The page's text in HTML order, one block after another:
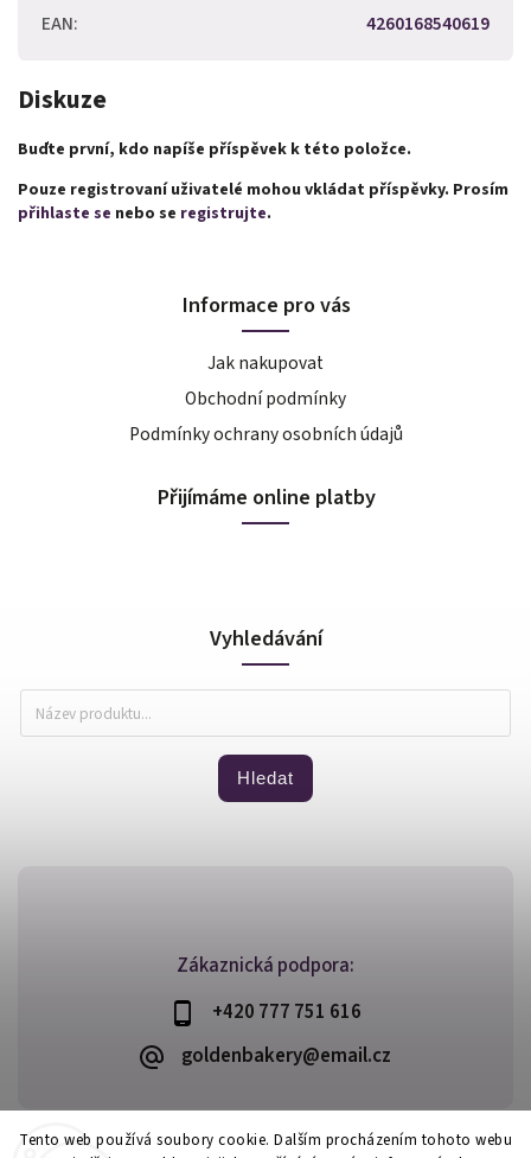
Tento web používá soubory cookie. Dalším procházením tohoto webu
EAN: 4260168540619
Diskuze
Buďte první, kdo napíše příspěvek k této položce.
Pouze registrovaní uživatelé mohou vkládat příspěvky. Prosím
přihlaste se nebo se registrujte.
Zákaznická podpora:
+420 777 751 616
goldenbakery@email.cz
Informace pro vás
Jak nakupovat
Obchodní podmínky
Podmínky ochrany osobních údajů
Přijímáme online platby
Vyhledávání
Hledat